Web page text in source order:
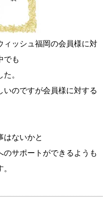
ィッシュ福岡の会員様に対
でも
。
いのですが会員様に対する
はないかと
のサポートができるようも